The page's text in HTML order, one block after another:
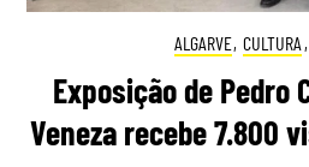
ALGARVE, CULTURA ,
Exposição de Pedro
Veneza recebe 7.800